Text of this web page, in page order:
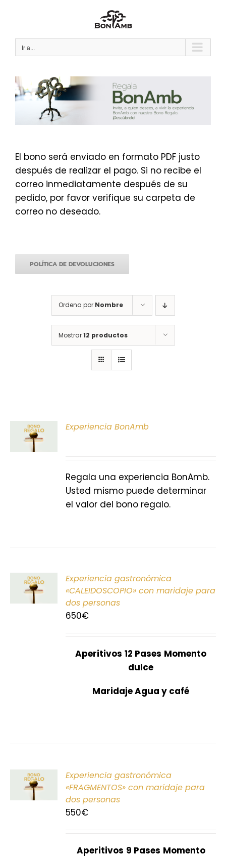
Ir a...
El bono será enviado en formato PDF justo
después de realizar el pago. Si no recibe el
correo inmediatamente después de su
pedido, por favor verifique su carpeta de
correo no deseado.
POLÍTICA DE DEVOLUCIONES
Ordena por Nombre
Mostrar12 productos
Experiencia BonAmb
Regala una experiencia BonAmb.
Usted mismo puede determinar
el valor del bono regalo.
Experiencia gastronómica
«CALEIDOSCOPIO» con maridaje para
dos personas
650€
Aperitivos 12 Pases Momento
dulce
Maridaje Agua y café
Experiencia gastronómica
«FRAGMENTOS» con maridaje para
dos personas
550€
Aperitivos 9 Pases Momento